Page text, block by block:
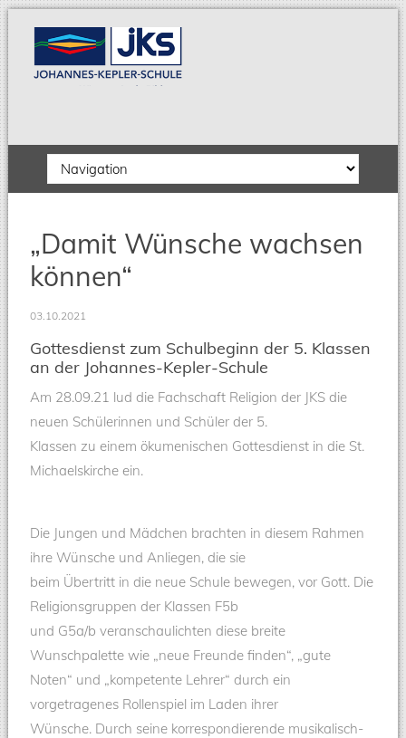
Zielseite
„Damit Wünsche wachsen
können“
03.10.2021
Gottesdienst zum Schulbeginn der 5. Klassen
an der Johannes-Kepler-Schule
Am 28.09.21 lud die Fachschaft Religion der JKS die
neuen Schülerinnen und Schüler der 5.
Klassen zu einem ökumenischen Gottesdienst in die St.
Michaelskirche ein.
Die Jungen und Mädchen brachten in diesem Rahmen
ihre Wünsche und Anliegen, die sie
beim Übertritt in die neue Schule bewegen, vor Gott. Die
Religionsgruppen der Klassen F5b
und G5a/b veranschaulichten diese breite
Wunschpalette wie „neue Freunde finden“, „gute
Noten“ und „kompetente Lehrer“ durch ein
vorgetragenes Rollenspiel im Laden ihrer
Wünsche. Durch seine korrespondierende musikalisch-